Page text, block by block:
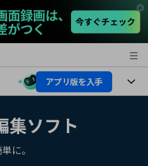
アプリ版を入手
集ソフト
に。